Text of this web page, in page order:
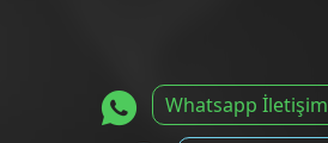
Whatsapp İletişim